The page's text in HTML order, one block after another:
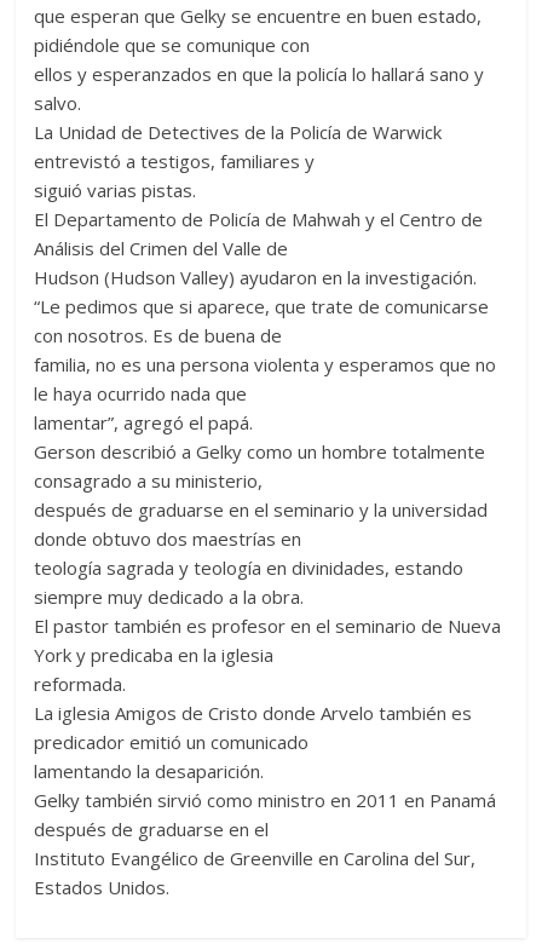
que esperan que Gelky se encuentre en buen estado,
pidiéndole que se comunique con
ellos y esperanzados en que la policía lo hallará sano y
salvo.
La Unidad de Detectives de la Policía de Warwick
entrevistó a testigos, familiares y
siguió varias pistas.
El Departamento de Policía de Mahwah y el Centro de
Análisis del Crimen del Valle de
Hudson (Hudson Valley) ayudaron en la investigación.
“Le pedimos que si aparece, que trate de comunicarse
con nosotros. Es de buena de
familia, no es una persona violenta y esperamos que no
le haya ocurrido nada que
lamentar”, agregó el papá.
Gerson describió a Gelky como un hombre totalmente
consagrado a su ministerio,
después de graduarse en el seminario y la universidad
donde obtuvo dos maestrías en
teología sagrada y teología en divinidades, estando
siempre muy dedicado a la obra.
El pastor también es profesor en el seminario de Nueva
York y predicaba en la iglesia
reformada.
La iglesia Amigos de Cristo donde Arvelo también es
predicador emitió un comunicado
lamentando la desaparición.
Gelky también sirvió como ministro en 2011 en Panamá
después de graduarse en el
Instituto Evangélico de Greenville en Carolina del Sur,
Estados Unidos.